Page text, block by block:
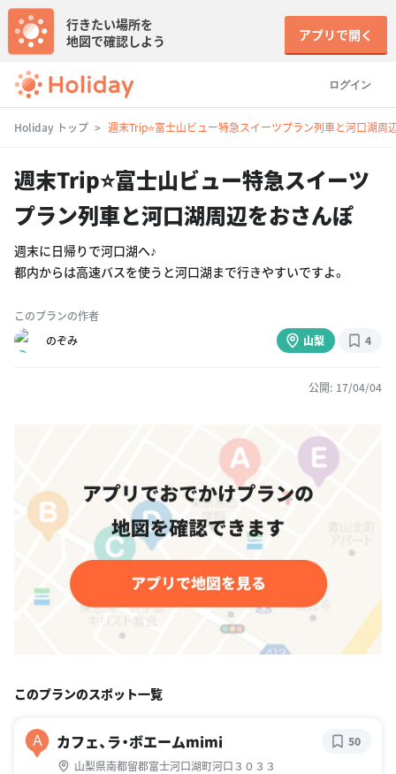
ログイン
行きたい場所を
地図で確認しよう
アプリで開く
Holiday トップ 週末Trip⭐️富士山ビュー特急スイーツプラン列車と河口湖周
週末Trip⭐️富士山ビュー特急スイーツ
プラン列車と河口湖周辺をおさんぽ
週末に日帰りで河口湖へ♪
都内からは高速バスを使うと河口湖まで行きやすいですよ。
このプランの作者
のぞみ
山梨 4
公開: 17/04/04
このプランのスポット一覧
A カフェ、ラ・ボエームmimi
山梨県南都留郡富士河口湖町河口３０３３
50